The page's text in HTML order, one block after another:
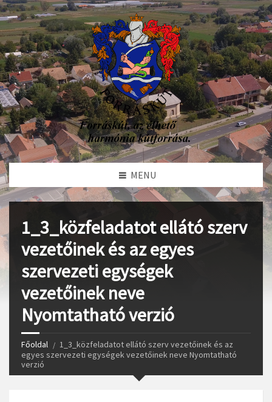
MENU
1_3_közfeladatot ellátó szerv
vezetőinek és az egyes
szervezeti egységek
vezetőinek neve
Nyomtatható verzió
Főoldal
1_3_közfeladatot ellátó szerv vezetőinek és az
egyes szervezeti egységek vezetőinek neve Nyomtatható
verzió